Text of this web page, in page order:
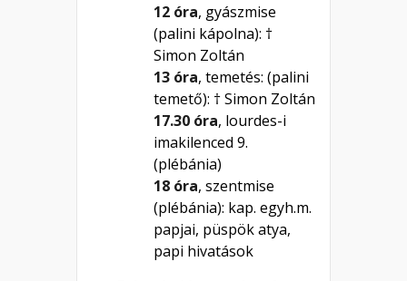
12 óra, gyászmise
(palini kápolna): †
Simon Zoltán
13 óra, temetés: (palini
temető): † Simon Zoltán
17.30 óra, lourdes-i
imakilenced 9.
(plébánia)
18 óra, szentmise
(plébánia): kap. egyh.m.
papjai, püspök atya,
papi hivatások